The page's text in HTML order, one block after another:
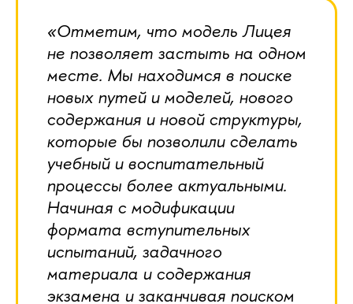
«Отметим, что модель Лицея
не позволяет застыть на одном
месте. Мы находимся в поиске
новых путей и моделей, нового
содержания и новой структуры,
которые бы позволили сделать
учебный и воспитательный
процессы более актуальными.
Начиная с модификации
формата вступительных
испытаний, задачного
материала и содержания
экзамена и заканчивая поиском